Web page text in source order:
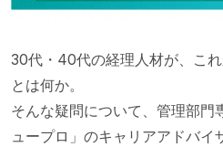
30代・40代の経理人材が、こ
とは何か。
そんな疑問について、管理部門
ュープロ」のキャリアアドバイ